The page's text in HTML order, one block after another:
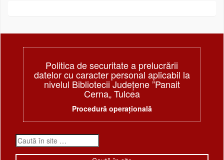
Politica de securitate a prelucrării
datelor cu caracter personal aplicabil la
nivelul Bibliotecii Judeţene ”Panait
Cerna„ Tulcea
Procedură operațională